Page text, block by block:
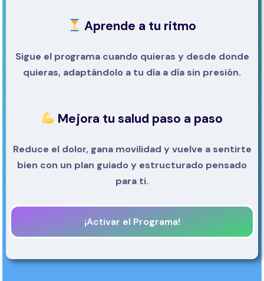
Aprende a tu ritmo
Sigue el programa cuando quieras y desde donde
quieras, adaptándolo a tu día a día sin presión.
Mejora tu salud paso a paso
Reduce el dolor, gana movilidad y vuelve a sentirte
bien con un plan guiado y estructurado pensado
para ti.
¡Activar el Programa!